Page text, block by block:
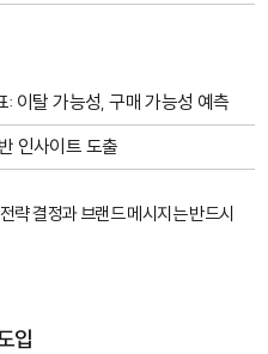
: 이탈 가능성, 구매 가능성 예측
인사이트 도출
략 결정과 브랜드 메시지는 반드시
입